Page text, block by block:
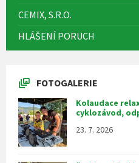
CEMIX, S.R.O.
HLÁŠENÍ PORUCH
FOTOGALERIE
Kolaudace
cyklozávod,
23. 7. 2026